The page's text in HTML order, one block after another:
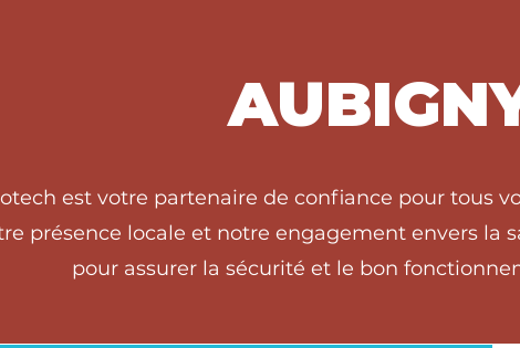
est votre partenaire de confiance pour tous
présence locale et notre engagement envers la
pour assurer la sécurité et le bon